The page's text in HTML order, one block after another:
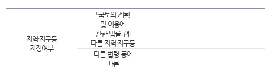
지역·지구등
지정여부
「국토의 계획
및 이용에
관한 법률 」에
따른 지역·지구등
다른 법령 등에
따른